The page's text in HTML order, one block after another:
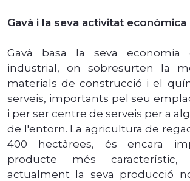
Gavà i la seva activitat econòmica
Gavà basa la seva
industrial, on sobresurten la
materials de construcció i el
serveis, importants pel seu
i per ser centre de serveis per a
de l'entorn. La agricultura de
400 hectàrees, és encara
producte més característic,
actualment la seva producció